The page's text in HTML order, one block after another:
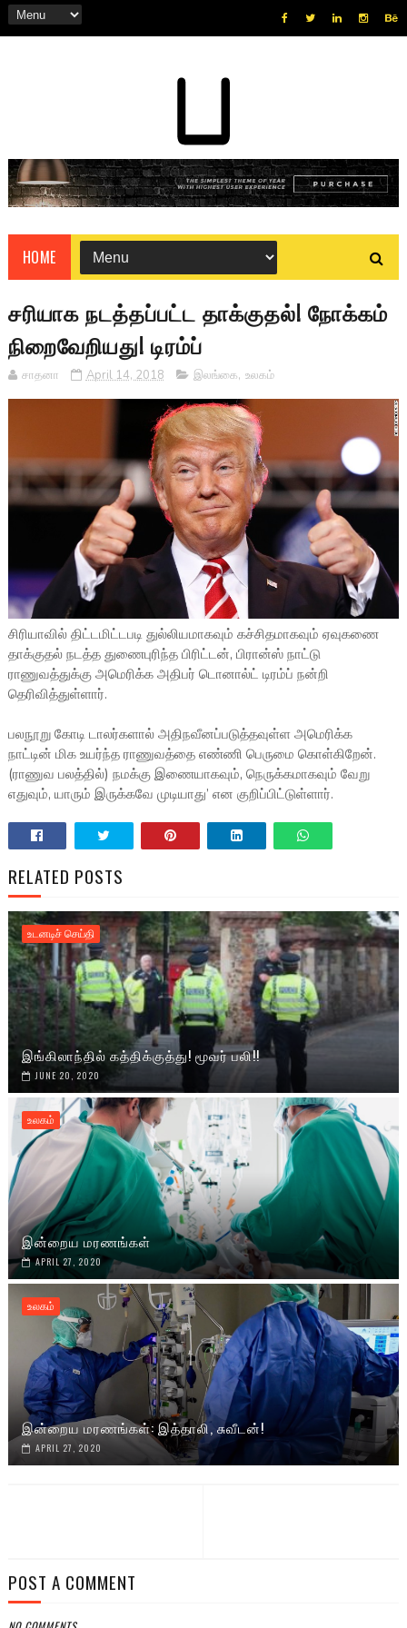
HOME
சரியாக நடத்தப்பட்ட தாக்குதல்! நோக்கம்
நிறைவேறியது! டிரம்ப்
சாதனா April 14, 2018 இலங்கை, உலகம்
சிரியாவில் திட்டமிட்டபடி துல்லியமாகவும் கச்சிதமாகவும் ஏவுகணை
தாக்குதல் நடத்த துணைபுரிந்த பிரிட்டன், பிரான்ஸ் நாட்டு
ராணுவத்துக்கு அமெரிக்க அதிபர் டொனால்ட் டிரம்ப் நன்றி
தெரிவித்துள்ளார்.
பலநூறு கோடி டாலர்களால் அதிநவீனப்படுத்தவுள்ள அமெரிக்க
நாட்டின் மிக உயர்ந்த ராணுவத்தை எண்ணி பெருமை கொள்கிறேன்.
(ராணுவ பலத்தில்) நமக்கு இணையாகவும், நெருக்கமாகவும் வேறு
எதுவும், யாரும் இருக்கவே முடியாது’ என குறிப்பிட்டுள்ளார்.
RELATED POSTS
உடனடிச் செய்தி
இங்கிலாந்தில் கத்திக்குத்து! மூவர் பலி!!
JUNE 20, 2020
உலகம்
இன்றைய மரணங்கள்
APRIL 27, 2020
உலகம்
இன்றைய மரணங்கள்: இத்தாலி, சுவீடன்!
APRIL 27, 2020
POST A COMMENT